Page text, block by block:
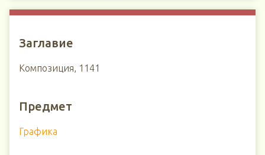
Заглавие
Композиция, 1141
Предмет
Графика